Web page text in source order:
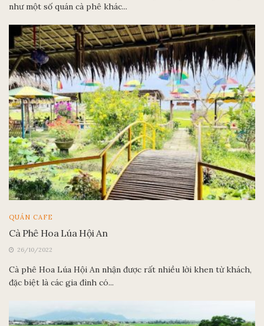
như một số quán cà phê khác...
QUÁN CAFE
Cà Phê Hoa Lúa Hội An
26/10/2022
Cà phê Hoa Lúa Hội An nhận được rất nhiều lời khen từ khách,
đặc biệt là các gia đình có...